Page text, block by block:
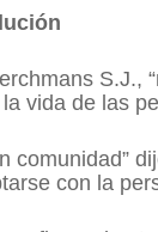
S.J.,
vida de las
comunidad”
con la